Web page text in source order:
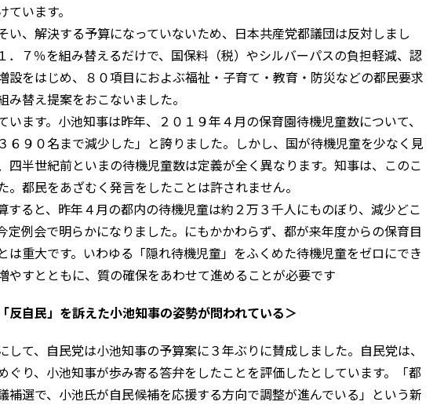
います。
い、解決する予算になっていないため、日本共産党都議団は反対しまし
．７％を組み替えるだけで、国保料（税）やシルバーパスの負担軽減、認
設をはじめ、８０項目におよぶ福祉・子育て・教育・防災などの都民要求
替え提案をおこないました。
います。小池知事は昨年、２０１９年４月の保育園待機児童数について、
６９０名まで減少した」と誇りました。しかし、国が待機児童を少なく見
四半世紀前といまの待機児童数は定義が全く異なります。知事は、このこ
。都民をあざむく発言をしたことは許されません。
すると、昨年４月の都内の待機児童は約２万３千人にものぼり、減少どこ
定例会で明らかになりました。にもかかわらず、都が来年度からの保育目
は重大です。いわゆる「隠れ待機児童」をふくめた待機児童をゼロにでき
やすとともに、質の確保をあわせて進めることが必要です
反自民」を訴えた小池知事の姿勢が問われている＞
して、自民党は小池知事の予算案に３年ぶりに賛成しました。自民党は、
ぐり、小池知事が歩み寄る答弁をしたことを評価したとしています。「都
補選で、小池氏が自民候補を応援する方向で調整が進んでいる」という新